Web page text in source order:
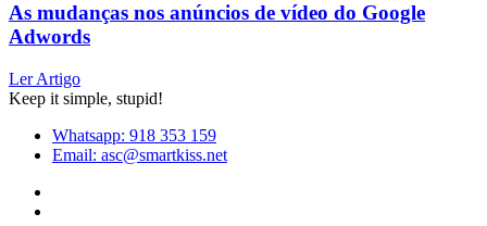
As mudanças nos anúncios de vídeo do Google
Adwords
Ler Artigo
Keep it simple, stupid!
Whatsapp: 918 353 159
Email: asc@smartkiss.net